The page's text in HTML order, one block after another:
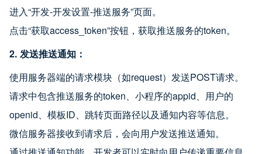
进入“开发-开发设置-推送服务”页面。
点击“获取access_token”按钮，获取推送服务的token。
2. 发送推送通知：
使用服务器端的请求模块（如request）发送POST请求。
请求中包含推送服务的token、小程序的appid、用户的
openid、模板ID、跳转页面路径以及通知内容等信息。
微信服务器接收到请求后，会向用户发送推送通知。